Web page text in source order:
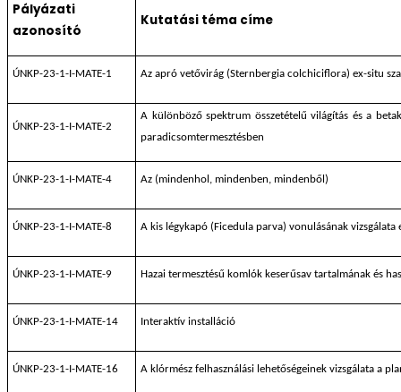
Pályázati
azonosító
Kutatási téma címe
ÚNKP-23-1-I-MATE-1 Az apró vetővirág (Sternbergia colchiciflora) ex-situ
ÚNKP-23-1-I-MATE-2
A különböző spektrum összetételű világítás és a
paradicsomtermesztésben
ÚNKP-23-1-I-MATE-4 Az (mindenhol, mindenben, mindenből)
ÚNKP-23-1-I-MATE-8 A kis légykapó (Ficedula parva) vonulásának
ÚNKP-23-1-I-MATE-9 Hazai termesztésű komlók keserűsav tartalmának és
ÚNKP-23-1-I-MATE-14 Interaktív installáció
ÚNKP-23-1-I-MATE-16 A klórmész felhasználási lehetőségeinek vizsgálata a